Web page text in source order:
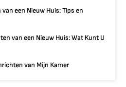
een Nieuw Huis: Tips en
van een Nieuw Huis: Wat Kunt U
van Mijn Kamer